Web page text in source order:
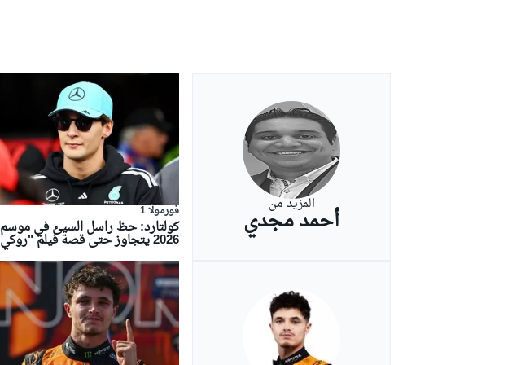
المزيد من
أحمد مجدي فورمولا 1
كولتارد: حظ راسل السيئ في موسم
2026 يتجاوز حتى قصة فيلم "روكي"